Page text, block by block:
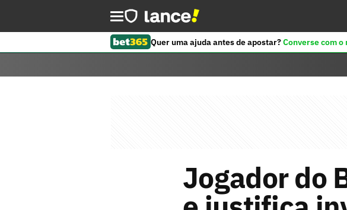
Quer uma ajuda antes de apostar?Converse com
Jogador do